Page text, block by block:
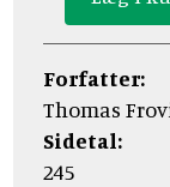
Forfatter:
Thomas
Sidetal:
245